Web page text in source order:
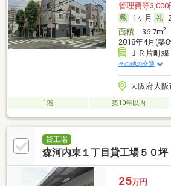
管理費等3,000
1ヶ月
面積36.7m2
2018年4月(築
ＪＲ片町
その他の交通
大阪府大
1階 築10年以内
貸工場
森河内東１丁目貸工場５０坪
25万円